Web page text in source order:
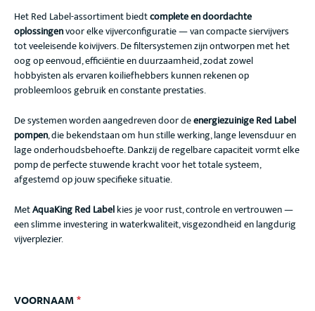
Het Red Label-assortiment biedtcomplete en doordachte
oplossingenvoor elke vijverconfiguratie — van compacte siervijvers
tot veeleisende koivijvers. De filtersystemen zijn ontworpen met het
oog op eenvoud, efficiëntie en duurzaamheid, zodat zowel
hobbyisten als ervaren koiliefhebbers kunnen rekenen op
probleemloos gebruik en constante prestaties.
De systemen worden aangedreven door deenergiezuinige Red Label
pompen, die bekendstaan om hun stille werking, lange levensduur en
lage onderhoudsbehoefte. Dankzij de regelbare capaciteit vormt elke
pomp de perfecte stuwende kracht voor het totale systeem,
afgestemd op jouw specifieke situatie.
MetAquaKing Red Labelkies je voor rust, controle en vertrouwen —
een slimme investering in waterkwaliteit, visgezondheid en langdurig
vijverplezier.
VOORNAAM*